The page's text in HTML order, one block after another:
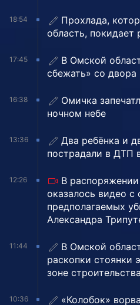
18:54
Прохлада,
область, покидает
17:45
В Омской
сбежать» со двора
16:38
Омичка
ночном небе
13:36
Два ребёнка и
пострадали в ДТП
12:26
В
оказалось видео с
предполагаемых
Александра
11:44
В Омской
раскопки стоянки
зоне
10:36
«Колобок»